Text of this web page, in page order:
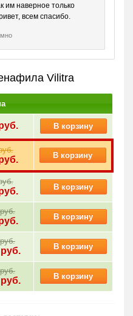
им наверное только
всем спасибо.
Vilitra
В корзину
В корзину
В корзину
В корзину
В корзину
руб. В корзину